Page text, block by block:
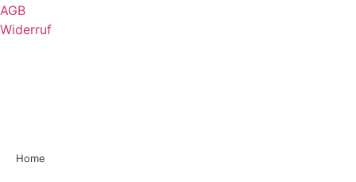
AGB
Widerruf
Home